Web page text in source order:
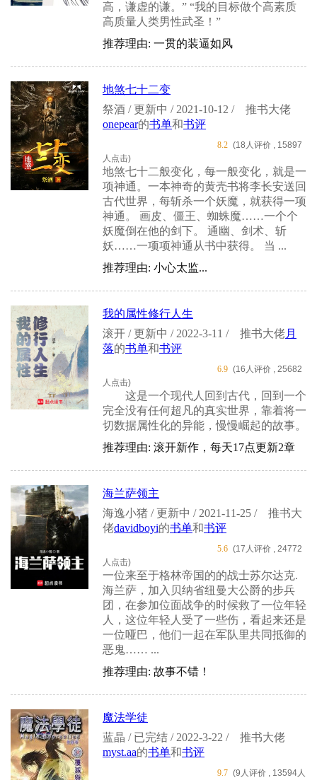
高，谦虚的谦。” “我的目标做个高素质
高质量人类男性武圣！”
推荐理由: 一贯的装逼如风
地煞七十二变
祭酒 / 更新中 / 2021-10-12 /
推书大佬
onepear的书单和书评
8.2 (18人评价 , 15897
人点击)
地煞七十二般变化，每一般变化，就是一
项神通。一本神奇的黄壳书将李长安送回
古代世界，每斩杀一个妖魔，就获得一项
神通。 画皮、僵王、蜘蛛魔……一个个
妖魔倒在他的剑下。 通幽、剑术、斩
妖……一项项神通从书中获得。 当 ...
推荐理由: 小心太监...
我的属性修行人生
滚开 / 更新中 / 2022-3-11 /
推书大佬月
落的书单和书评
6.9 (16人评价 , 25682
人点击)
这是一个现代人回到古代，回到一个
完全没有任何超凡的真实世界，靠着将一
切数据属性化的异能，慢慢崛起的故事。
推荐理由: 滚开新作，每天17点更新2章
海兰萨领主
海逸小猪 / 更新中 / 2021-11-25 /
推书大
佬davidboyi的书单和书评
5.6 (17人评价 , 24772
人点击)
一位来至于格林帝国的的战士苏尔达克.
海兰萨，加入贝纳省纽曼大公爵的步兵
团，在参加位面战争的时候救了一位年轻
人，这位年轻人受了一些伤，看起来还是
一位哑巴，他们一起在军队里共同抵御的
恶鬼…… ...
推荐理由: 故事不错！
魔法学徒
蓝晶 / 已完结 / 2022-3-22 /
推书大佬
myst.aa的书单和书评
9.7 (9人评价 , 13594人